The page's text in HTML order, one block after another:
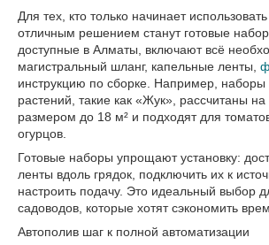
Для тех, кто только начинает
отличным решением станут готовые
доступные в Алматы, включают всё
магистральный шланг, капельные ленты,
инструкцию по сборке. Например,
растений, такие как «Жук», рассчитаны
размером до 18 м² и подходят для
огурцов.
Готовые наборы упрощают установку:
ленты вдоль грядок, подключить их к
настроить подачу. Это идеальный выбор
садоводов, которые хотят сэкономить
Автополив шаг к полной автоматизации